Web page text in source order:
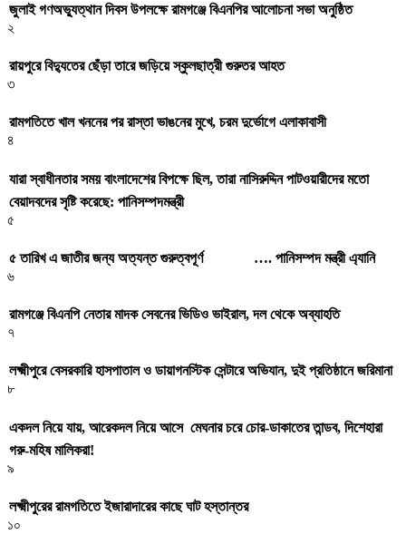
জুলাই গণঅভ্যুত্থান দিবস উপলক্ষে রামগঞ্জে বিএনপির আলোচনা সভা অনুষ্ঠিত
২
রায়পুরে বিদ্যুতের ছেঁড়া তারে জড়িয়ে স্কুলছাত্রী গুরুতর আহত
৩
রামগতিতে খাল খননের পর রাস্তা ভাঙনের মুখে, চরম দুর্ভোগে এলাকাবাসী
৪
যারা স্বাধীনতার সময় বাংলাদেশের বিপক্ষে ছিল, তারা নাসিরুদ্দিন পাটওয়ারীদের মতো
বেয়াদবদের সৃষ্টি করেছে: পানিসম্পদমন্ত্রী
৫
৫ তারিখ এ জাতীর জন্য অত্যন্ত গুরুত্বপূর্ণ …. পানিসম্পদ মন্ত্রী এ্যানি
৬
রামগঞ্জে বিএনপি নেতার মাদক সেবনের ভিডিও ভাইরাল, দল থেকে অব্যাহতি
৭
লক্ষ্মীপুরে বেসরকারি হাসপাতাল ও ডায়াগনস্টিক সেন্টারে অভিযান, দুই প্রতিষ্ঠানে জরিমানা
৮
একদল নিয়ে যায়, আরেকদল নিয়ে আসে মেঘনার চরে চোর-ডাকাতের তান্ডব, দিশেহারা
গরু-মহিষ মালিকরা!
৯
লক্ষ্মীপুরের রামগতিতে ইজারাদারের কাছে ঘাট হস্তান্তর
১০